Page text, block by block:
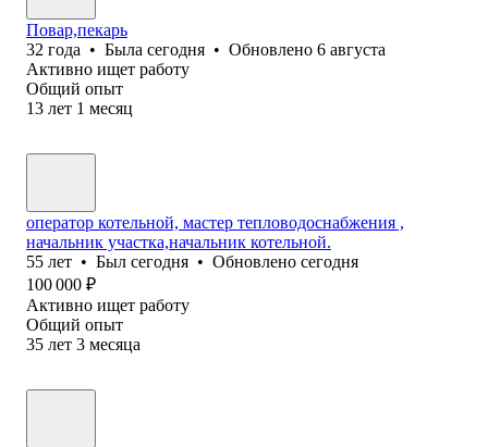
Повар,пекарь
32 года • Была сегодня • Обновлено 6 августа
Активно ищет работу
Общий опыт
13 лет 1 месяц
оператор котельной, мастер тепловодоснабжения ,
начальник участка,начальник котельной.
55 лет • Был сегодня • Обновлено сегодня
100 000 ₽
Активно ищет работу
Общий опыт
35 лет 3 месяца